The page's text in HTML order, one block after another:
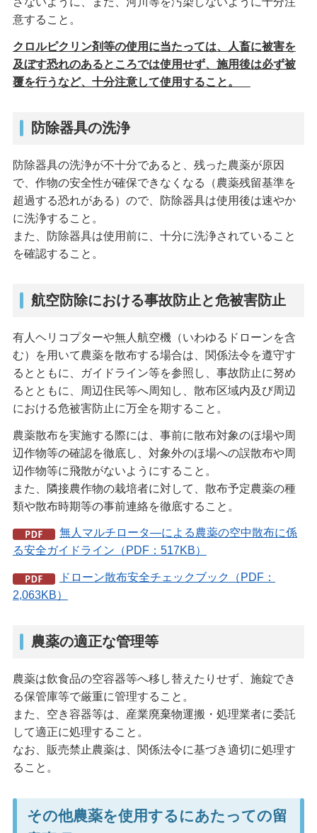
意すること。
クロルピクリン剤等の使用に当たっては、人畜に被害を
及ぼす恐れのあるところでは使用せず、施用後は必ず被
覆を行うなど、十分注意して使用すること。
防除器具の洗浄
防除器具の洗浄が不十分であると、残った農薬が原因
で、作物の安全性が確保できなくなる（農薬残留基準を
超過する恐れがある）ので、防除器具は使用後は速やか
に洗浄すること。
また、防除器具は使用前に、十分に洗浄されていること
を確認すること。
航空防除における事故防止と危被害防止
有人ヘリコプターや無人航空機（いわゆるドローンを含
む）を用いて農薬を散布する場合は、関係法令を遵守す
るとともに、ガイドライン等を参照し、事故防止に努め
るとともに、周辺住民等へ周知し、散布区域内及び周辺
における危被害防止に万全を期すること。
農薬散布を実施する際には、事前に散布対象のほ場や周
辺作物等の確認を徹底し、対象外のほ場への誤散布や周
辺作物等に飛散がないようにすること。
また、隣接農作物の栽培者に対して、散布予定農薬の種
類や散布時期等の事前連絡を徹底すること。
無人マルチロータ―による農薬の空中散布に係
る安全ガイドライン（PDF：517KB）
ドローン散布安全チェックブック（PDF：
2,063KB）
農薬の適正な管理等
農薬は飲食品の空容器等へ移し替えたりせず、施錠でき
る保管庫等で厳重に管理すること。
また、空き容器等は、産業廃棄物運搬・処理業者に委託
して適正に処理すること。
なお、販売禁止農薬は、関係法令に基づき適切に処理す
ること。
その他農薬を使用するにあたっての留